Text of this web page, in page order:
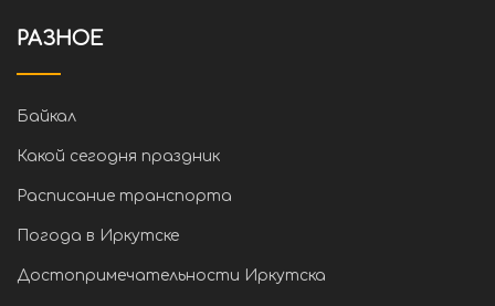
РАЗНОЕ
Байкал
Какой сегодня праздник
Расписание транспорта
Погода в Иркутске
Достопримечательности Иркутска